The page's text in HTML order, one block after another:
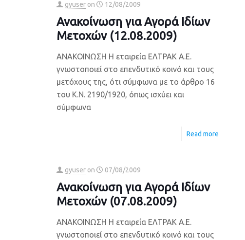
gyuser on 12/08/2009
Ανακοίνωση για Αγορά Ιδίων
Μετοχών (12.08.2009)
ΑΝΑΚΟΙΝΩΣΗ Η εταιρεία ΕΛΤΡΑΚ Α.Ε.
γνωστοποιεί στο επενδυτικό κοινό και τους
μετόχους της, ότι σύμφωνα με το άρθρο 16
του Κ.Ν. 2190/1920, όπως ισχύει και
σύμφωνα
Read more
gyuser on 07/08/2009
Ανακοίνωση για Αγορά Ιδίων
Μετοχών (07.08.2009)
ΑΝΑΚΟΙΝΩΣΗ Η εταιρεία ΕΛΤΡΑΚ Α.Ε.
γνωστοποιεί στο επενδυτικό κοινό και τους